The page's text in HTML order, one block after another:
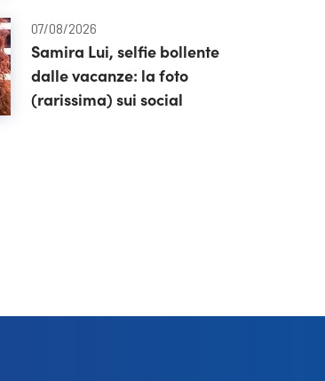
alla fine
07/08/2026
Samira Lui, selfie bollente
dalle vacanze: la foto
(rarissima) sui social